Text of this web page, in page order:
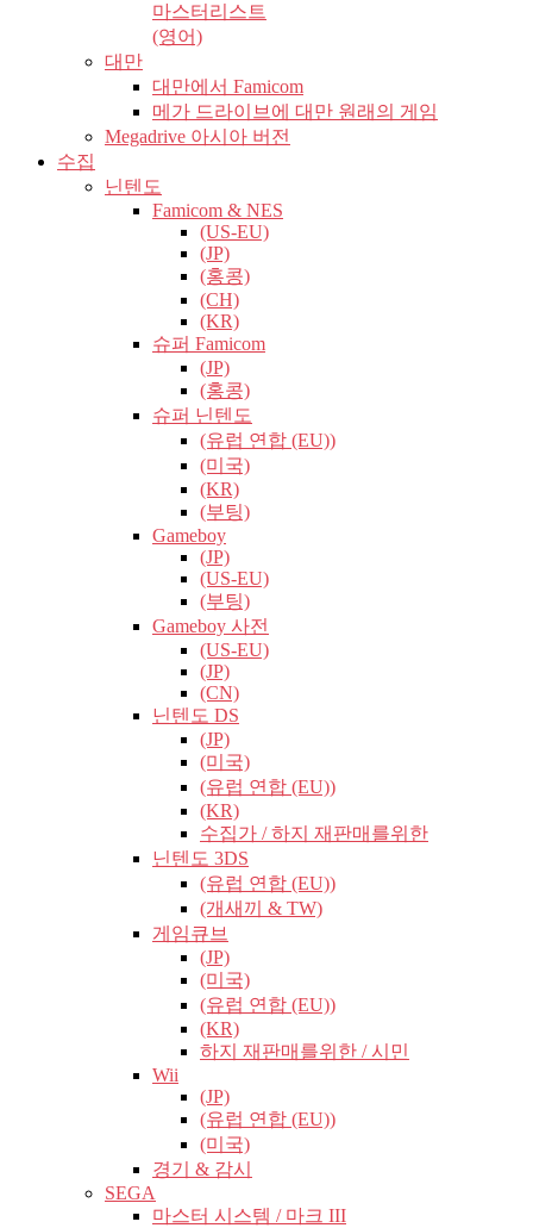
마스터리스트
(영어)
대만
대만에서 Famicom
메가 드라이브에 대만 원래의 게임
Megadrive 아시아 버전
수집
닌텐도
Famicom & NES
(US-EU)
(JP)
(홍콩)
(CH)
(KR)
슈퍼 Famicom
(JP)
(홍콩)
슈퍼 닌텐도
(유럽​​ 연합 (EU))
(미국)
(KR)
(부팅)
Gameboy
(JP)
(US-EU)
(부팅)
Gameboy 사전
(US-EU)
(JP)
(CN)
닌텐도 DS
(JP)
(미국)
(유럽​​ 연합 (EU))
(KR)
수집가 / 하지 재판매를위한
닌텐도 3DS
(유럽​​ 연합 (EU))
(개새끼 & TW)
게임큐브
(JP)
(미국)
(유럽​​ 연합 (EU))
(KR)
하지 재판매를위한 / 시민
Wii
(JP)
(유럽​​ 연합 (EU))
(미국)
경기 & 감시
SEGA
마스터 시스템 / 마크 III